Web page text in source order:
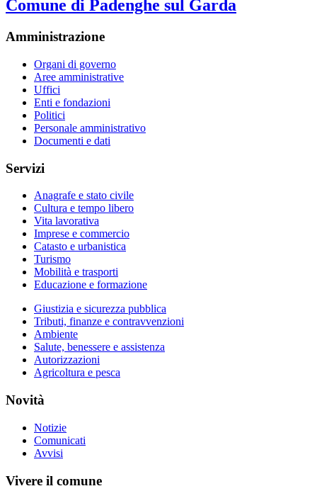
Comune di Padenghe sul Garda
Amministrazione
Organi di governo
Aree amministrative
Uffici
Enti e fondazioni
Politici
Personale amministrativo
Documenti e dati
Servizi
Anagrafe e stato civile
Cultura e tempo libero
Vita lavorativa
Imprese e commercio
Catasto e urbanistica
Turismo
Mobilità e trasporti
Educazione e formazione
Giustizia e sicurezza pubblica
Tributi, finanze e contravvenzioni
Ambiente
Salute, benessere e assistenza
Autorizzazioni
Agricoltura e pesca
Novità
Notizie
Comunicati
Avvisi
Vivere il comune